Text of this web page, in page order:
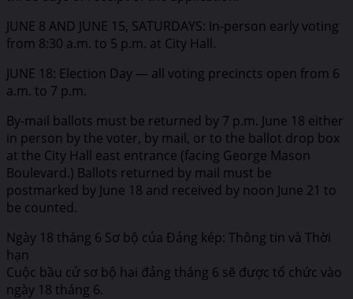
JUNE 8 AND JUNE 15, SATURDAYS: In-person early voting
from 8:30 a.m. to 5 p.m. at City Hall.
JUNE 18: Election Day — all voting precincts open from 6
a.m. to 7 p.m.
By-mail ballots must be returned by 7 p.m. June 18 either
in person by the voter, by mail, or to the ballot drop box
at the City Hall east entrance (facing George Mason
Boulevard.) Ballots returned by mail must be
postmarked by June 18 and received by noon June 21 to
be counted.
Ngày 18 tháng 6 Sơ bộ của Đảng kép: Thông tin và Thời
hạn
Cuộc bầu cử sơ bộ hai đảng tháng 6 sẽ được tổ chức vào
ngày 18 tháng 6.